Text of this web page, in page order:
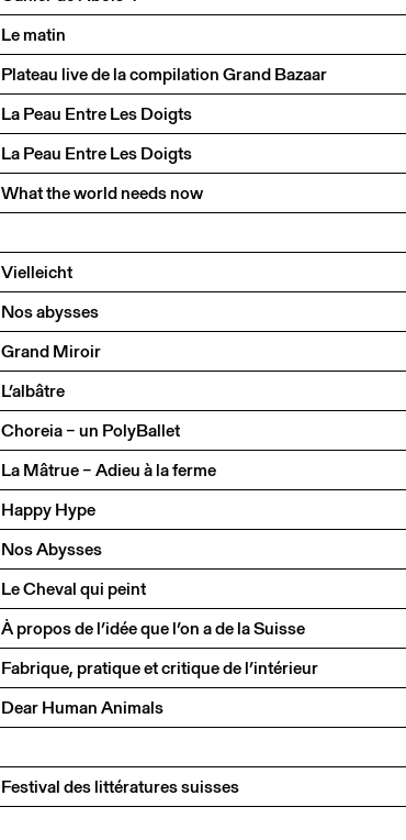
Le matin
Plateau live de la compilation Grand Bazaar
La Peau Entre Les Doigts
La Peau Entre Les Doigts
What the world needs now
Vielleicht
Nos abysses
Grand Miroir
L’albâtre
Choreia – un PolyBallet
La Mâtrue – Adieu à la ferme
Happy Hype
Nos Abysses
Le Cheval qui peint
À propos de l’idée que l’on a de la Suisse
Fabrique, pratique et critique de l’intérieur
Dear Human Animals
Festival des littératures suisses